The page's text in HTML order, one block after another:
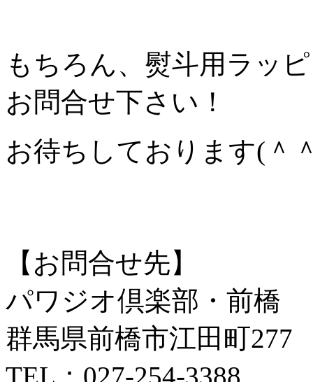
もちろん、熨斗用ラッ
お問合せ下さい！
お待ちしております(＾
【お問合せ先】
パワジオ倶楽部・前橋
群馬県前橋市江田町277